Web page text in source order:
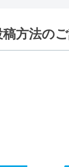
方法の